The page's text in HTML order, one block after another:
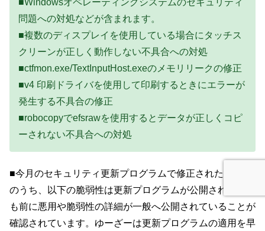
■Windowsオペレーティングシステムのセキュリティ
問題への対処などが含まれます。
■複数のディスプレイを使用している場合にタッチス
クリーンが正しく動作しない不具合への対処
■ctfmon.exe/TextInputHost.exeのメモリリークの修正
■v4 印刷ドライバを使用して印刷するときにエラーが
発生する不具合の修正
■robocopyでefsrawを使用するとデータが正しくコピ
ーされない不具合への対処
■今月のセキュリティ更新プログラムで修正された脆弱性
のうち、以下の脆弱性は更新プログラムが公開されるより
も前に悪用や脆弱性の詳細が一般へ公開されていることが
確認されています。ゆーざーは更新プログラムの適用を早